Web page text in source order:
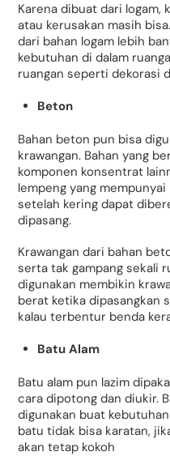
Karena dibuat dari logam,
atau kerusakan masih
dari bahan logam lebih
kebutuhan di dalam
ruangan seperti dekorasi
Beton
Bahan beton pun bisa
krawangan. Bahan yang
komponen konsentrat
lempeng yang
setelah kering dapat
dipasang.
Krawangan dari bahan
serta tak gampang sekali
digunakan membikin
berat ketika dipasangkan
kalau terbentur benda
Batu Alam
Batu alam pun lazim
cara dipotong dan diukir.
digunakan buat
batu tidak bisa karatan,
akan tetap kokoh